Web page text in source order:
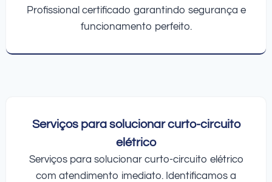
Profissional certificado garantindo segurança e
funcionamento perfeito.
Serviços para solucionar curto-circuito
elétrico
Serviços para solucionar curto-circuito elétrico
com atendimento imediato. Identificamos a